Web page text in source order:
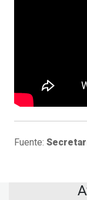
Fuente: